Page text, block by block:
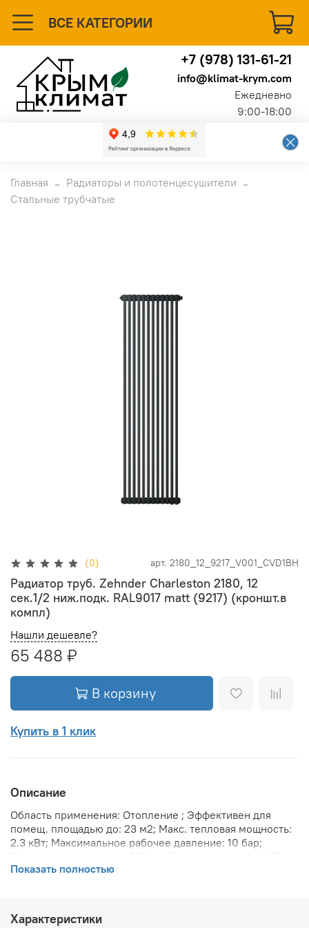
ВСЕ КАТЕГОРИИ
+7 (978) 131-61-21
info@klimat-krym.com
Ежедневно
9:00-18:00
Главная
Радиаторы и полотенцесушители
Стальные трубчатые
(0) арт. 2180_12_9217_V001_CVD1BH
Радиатор труб. Zehnder Charleston 2180, 12
сек.1/2 ниж.подк. RAL9017 matt (9217) (кроншт.в
компл)
Нашли дешевле?
65 488 ₽
В корзину
Купить в 1 клик
Описание
Область применения: Отопление ; Эффективен для
помещ. площадью до: 23 м2; Макс. тепловая мощность:
2.3 кВт; Максимальное рабочее давление: 10 бар;
2303 Вт; Теплоотдача при Δt 60: 1888.8 Вт; Теплоотдача
Макс. температура теплоносителя: 110 °С; Межосевое
Показать полностью
Характеристики